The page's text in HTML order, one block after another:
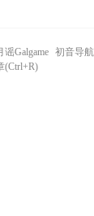
谣Galgame 初音导航
(Ctrl+R)